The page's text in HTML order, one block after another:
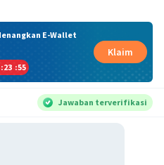
E-Wallet
:23 :55
Klaim
Jawaban terverifikasi